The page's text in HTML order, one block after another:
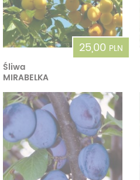
25,00 PLN
Śliwa
MIRABELKA